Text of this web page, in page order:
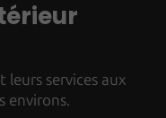
leurs services aux
environs.